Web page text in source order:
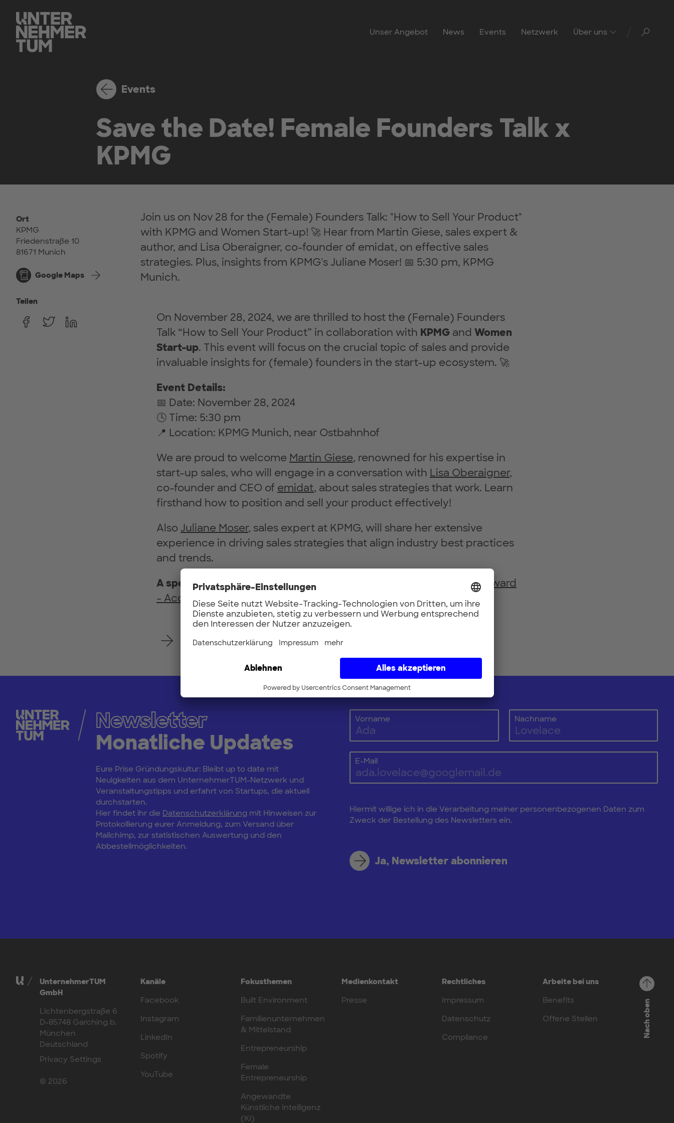
Unser Angebot News Events Netzwerk Über uns
Events
Save the Date! Female Founders Talk x
KPMG
Ort
KPMG
Friedenstraße 10
81671 Munich
Google Maps
Teilen
Join us on Nov 28 for the (Female) Founders Talk: "How to Sell Your Product"
with KPMG and Women Start-up! 🚀 Hear from Martin Giese, sales expert &
author, and Lisa Oberaigner, co-founder of emidat, on effective sales
strategies. Plus, insights from KPMG's Juliane Moser! 📅 5:30 pm, KPMG
Munich.
On November 28, 2024, we are thrilled to host the (Female) Founders
Talk “How to Sell Your Product” in collaboration with KPMGand Women
Start-up. This event will focus on the crucial topic of sales and provide
invaluable insights for (female) founders in the start-up ecosystem. 🚀
Event Details:
📅 Date: November 28, 2024
🕓 Time: 5:30 pm
📍 Location: KPMG Munich, near Ostbahnhof
We are proud to welcome Martin Giese, renowned for his expertise in
start-up sales, who will engage in a conversation with Lisa Oberaigner,
co-founder and CEO of emidat, about sales strategies that work. Learn
firsthand how to position and sell your product effectively!
Also Juliane Moser, sales expert at KPMG, will share her extensive
experience in driving sales strategies that align industry best practices
and trends.
A special bonus!Martin Giese will be showcasing his book
“Fast forward
- Accelerating B2B sales for start-ups”
, 📚
Register here and secure your spot!
Newsletter
Monatliche Updates
Eure Prise Gründungskultur: Bleibt up to date mit
Neuigkeiten aus dem UnternehmerTUM-Netzwerk und
Veranstaltungstipps und erfahrt von Startups, die aktuell
durchstarten.
Hier findet ihr die Datenschutzerklärung mit Hinweisen zur
Protokollierung eurer Anmeldung, zum Versand über
Mailchimp, zur statistischen Auswertung und den
Abbestellmöglichkeiten.
Vorname Nachname
E-Mail
Hiermit willige ich in die Verarbeitung meiner personenbezogenen Daten zum
Zweck der Bestellung des Newsletters ein.
Ja, Newsletter abonnieren
UnternehmerTUM
GmbH
Lichtenbergstraße 6
D-85748 Garching b.
München
Deutschland
Privacy Settings
© 2026
Kanäle
Facebook
Instagram
LinkedIn
Spotify
YouTube
Fokusthemen
Built Environment
Familienunternehmen
& Mittelstand
Entrepreneurship
Female
Entrepreneurship
Angewandte
Künstliche Intelligenz
(KI)
Medienkontakt
Presse
Rechtliches
Impressum
Datenschutz
Compliance
Arbeite bei uns
Benefits
Offene Stellen
Nach oben